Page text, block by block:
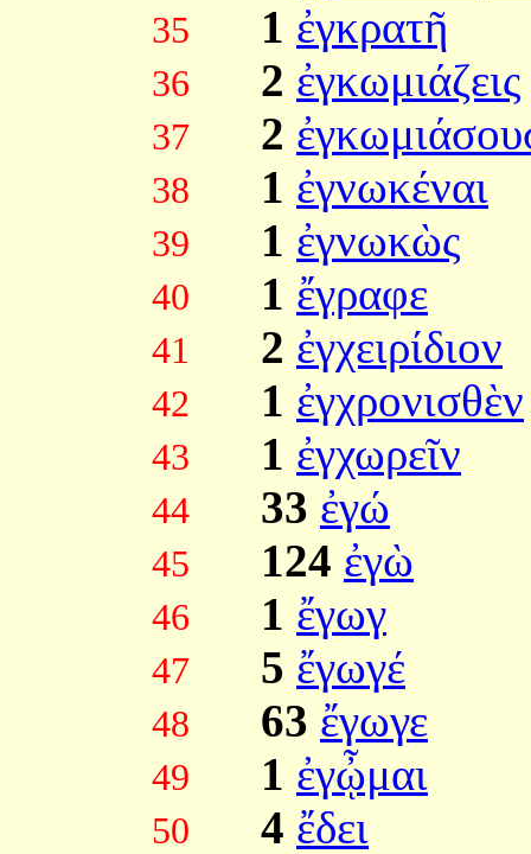
35 1 ἐγκρατῆ
36 2 ἐγκωμιάζεις
37 2
38 1 ἐγνωκέναι
39 1 ἐγνωκὼς
40 1 ἔγραφε
41 2 ἐγχειρίδιον
42 1 ἐγχρονισθὲν
43 1 ἐγχωρεῖν
44 33 ἐγώ
45 124 ἐγὼ
46 1 ἔγωγ
47 5 ἔγωγέ
48 63 ἔγωγε
49 1 ἐγᾦμαι
50 4 ἔδει